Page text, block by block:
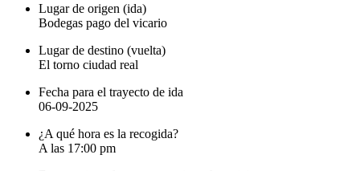
Lugar de origen (ida)
Bodegas pago del vicario
Lugar de destino (vuelta)
El torno ciudad real
Fecha para el trayecto de ida
06-09-2025
¿A qué hora es la recogida?
A las 17:00 pm